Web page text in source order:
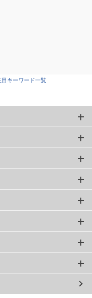
キーワード一覧